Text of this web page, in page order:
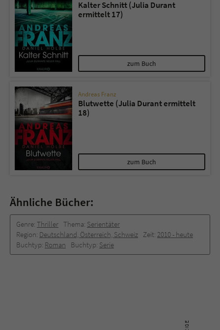
Kalter Schnitt (Julia Durant
ermittelt 17)
zum Buch
Andreas Franz
Blutwette (Julia Durant ermittelt
18)
zum Buch
Ähnliche Bücher:
Genre: Thriller Thema: Serientäter
Region: Deutschland, Österreich, Schweiz Zeit: 2010 -­ heute
Buchtyp: Roman Buchtyp: Serie